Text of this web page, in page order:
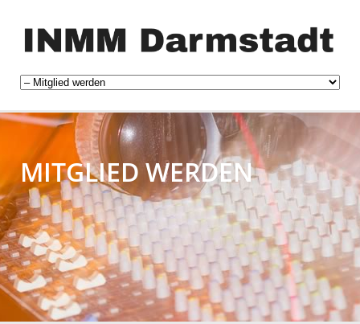
MITGLIED WERDEN